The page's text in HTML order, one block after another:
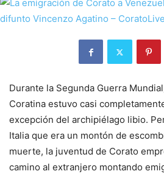
Durante la Segunda Guerra
Coratina estuvo casi
excepción del archipiélago libio.
Italia que era un montón de
muerte, la juventud de Corato
camino al extranjero montando